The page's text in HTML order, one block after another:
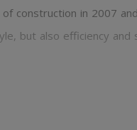
construction in 2007
but also efficiency and
bedroom and amazing